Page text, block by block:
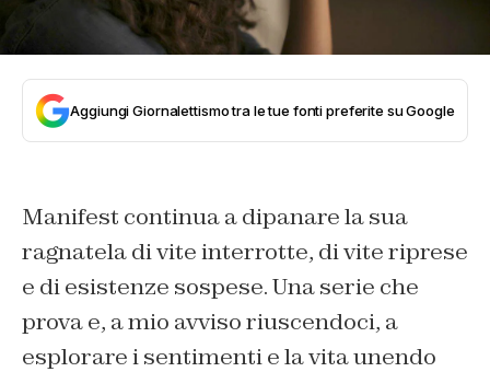
Aggiungi Giornalettismo tra le tue fonti preferite su Google
Manifest continua a dipanare la sua
ragnatela di vite interrotte, di vite riprese
e di esistenze sospese. Una serie che
prova e, a mio avviso riuscendoci, a
esplorare i sentimenti e la vita unendo